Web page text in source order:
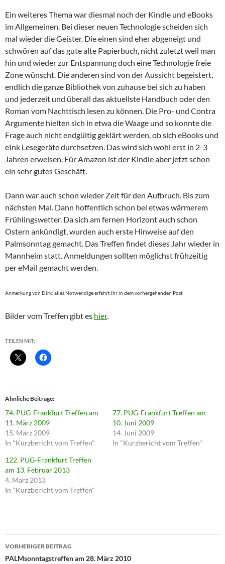
Ein weiteres Thema war diesmal noch der Kindle und eBooks
im Allgemeinen. Bei dieser neuen Technologie scheiden sich
mal wieder die Geister. Die einen sind eher abgeneigt und
schwören auf das gute alte Papierbuch, nicht zuletzt weil man
hin und wieder zur Entspannung doch eine Technologie freie
Zone wünscht. Die anderen sind von der Aussicht begeistert,
endlich die ganze Bibliothek von zuhause bei sich zu haben
und jederzeit und überall das aktuellste Handbuch oder den
Roman vom Nachttisch lesen zu können. Die Pro- und Contra
Argumente hielten sich in etwa die Waage und so konnte die
Frage auch nicht endgültig geklärt werden, ob sich eBooks und
eInk Lesegeräte durchsetzen. Das wird sich wohl erst in 2-3
Jahren erweisen. Für Amazon ist der Kindle aber jetzt schon
ein sehr gutes Geschäft.
Dann war auch schon wieder Zeit für den Aufbruch. Bis zum
nächsten Mal. Dann hoffentlich schon bei etwas wärmerem
Frühlingswetter. Da sich am fernen Horizont auch schon
Ostern ankündigt, wurden auch erste Hinweise auf den
Palmsonntag gemacht. Das Treffen findet dieses Jahr wieder in
Mannheim statt. Anmeldungen sollten möglichst frühzeitig
per eMail gemacht werden.
Anmerkung von Dirk: alles Notwendige erfahrt Ihr in dem vorhergehenden Post
Bilder vom Treffen gibt es hier.
TEILEN MIT:
Ähnliche Beiträge
74. PUG-Frankfurt Treffen am
11. März 2009
15. März 2009
In "Kurzbericht vom Treffen"
77. PUG-Frankfurt Treffen am
10. Juni 2009
14. Juni 2009
In "Kurzbericht vom Treffen"
122. PUG-Frankfurt Treffen
am 13. Februar 2013
4. März 2013
In "Kurzbericht vom Treffen"
Beitragsnavigation
VORHERIGER BEITRAG
PALMsonntagstreffen am 28. März 2010